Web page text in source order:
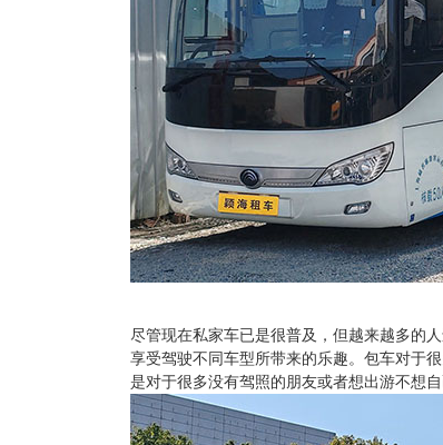
尽管现在私家车已是很普及，但越来越多的
享受驾驶不同车型所带来的乐趣。包车对于
是对于很多没有驾照的朋友或者想出游不想